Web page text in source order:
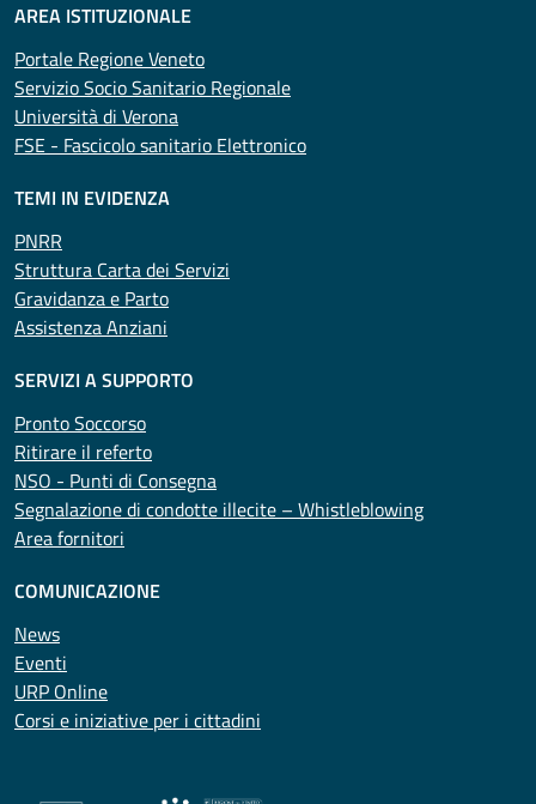
AREA ISTITUZIONALE
Portale Regione Veneto
Servizio Socio Sanitario Regionale
Università di Verona
FSE - Fascicolo sanitario Elettronico
TEMI IN EVIDENZA
PNRR
Struttura Carta dei Servizi
Gravidanza e Parto
Assistenza Anziani
SERVIZI A SUPPORTO
Pronto Soccorso
Ritirare il referto
NSO - Punti di Consegna
Segnalazione di condotte illecite – Whistleblowing
Area fornitori
COMUNICAZIONE
News
Eventi
URP Online
Corsi e iniziative per i cittadini